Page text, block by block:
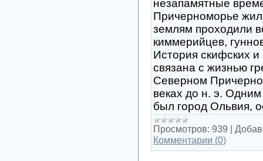
незапамятные
Причерноморье
землям проходили
киммерийцев,
История скифских
связана с жизнью
Северном
веках до н. э.
был город Ольвия,
Просмотров: 939 |
Комментарии (0)